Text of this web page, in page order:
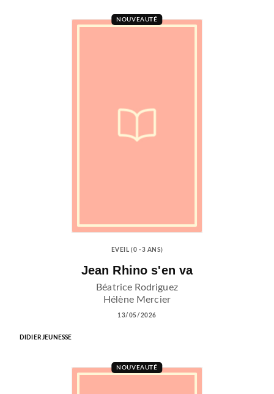
NOUVEAUTÉ
EVEIL (0 -3 ANS)
Jean Rhino s'en va
Béatrice Rodriguez
Hélène Mercier
13/05/2026
DIDIER JEUNESSE
NOUVEAUTÉ